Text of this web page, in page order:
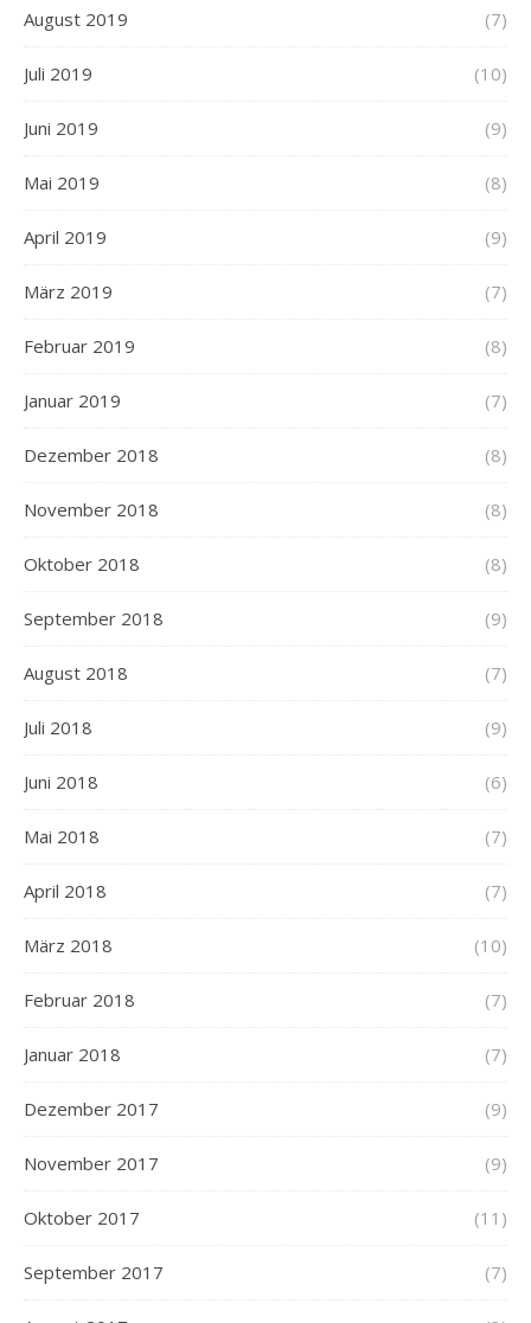
August 2019 (7)
Juli 2019 (10)
Juni 2019 (9)
Mai 2019 (8)
April 2019 (9)
März 2019 (7)
Februar 2019 (8)
Januar 2019 (7)
Dezember 2018 (8)
November 2018 (8)
Oktober 2018 (8)
September 2018 (9)
August 2018 (7)
Juli 2018 (9)
Juni 2018 (6)
Mai 2018 (7)
April 2018 (7)
März 2018 (10)
Februar 2018 (7)
Januar 2018 (7)
Dezember 2017 (9)
November 2017 (9)
Oktober 2017 (11)
September 2017 (7)